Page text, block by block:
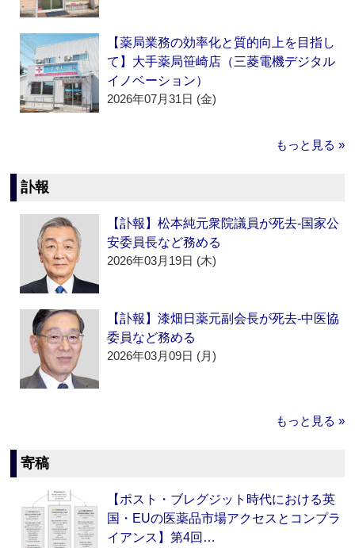
【薬局業務の効率化と質的向上を目指し
て】大手薬局笹崎店（三菱電機デジタル
イノベーション）
2026年07月31日 (金)
もっと見る »
訃報
【訃報】松本純元衆院議員が死去‐国家公
安委員長など務める
2026年03月19日 (木)
【訃報】漆畑日薬元副会長が死去‐中医協
委員など務める
2026年03月09日 (月)
もっと見る »
寄稿
【ポスト・ブレグジット時代における英
国・EUの医薬品市場アクセスとコンプラ
イアンス】第4回…